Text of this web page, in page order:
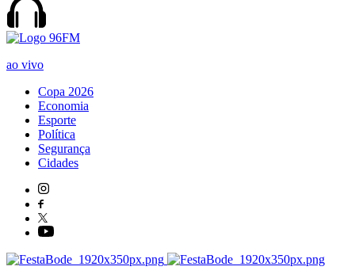
ao vivo
Copa 2026
Economia
Esporte
Política
Segurança
Cidades